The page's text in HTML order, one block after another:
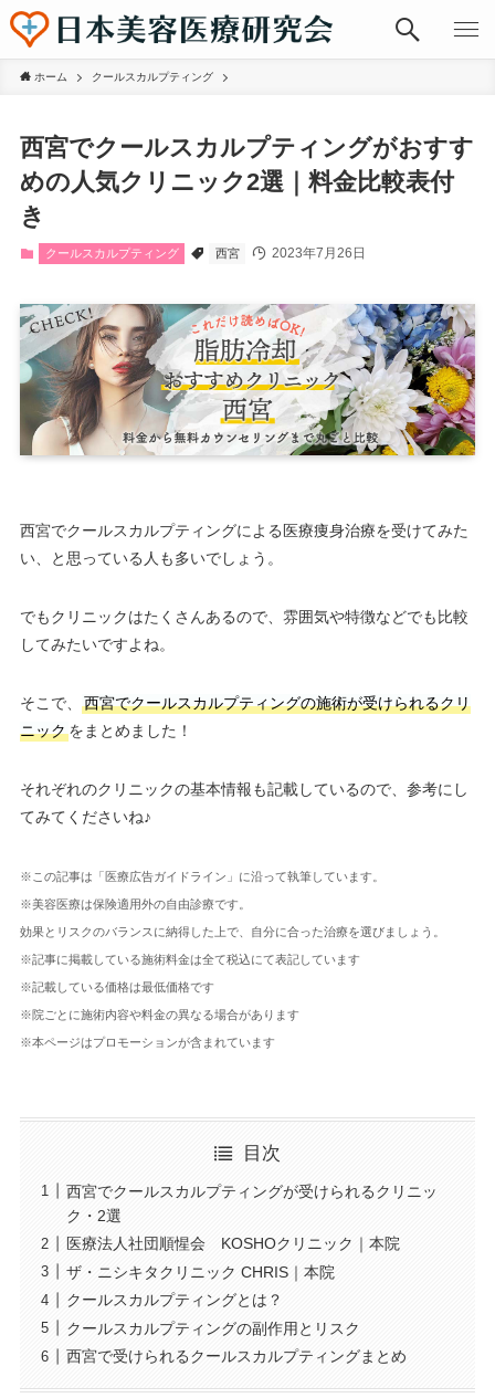
ホーム クールスカルプティング
西宮でクールスカルプティングがおすす
めの人気クリニック2選｜料金比較表付
き
クールスカルプティング 西宮 2023年7月26日
西宮でクールスカルプティングによる医療痩身治療を受けてみた
い、と思っている人も多いでしょう。
でもクリニックはたくさんあるので、雰囲気や特徴などでも比較
してみたいですよね。
そこで、
西宮でクールスカルプティングの施術が受けられるクリ
ニックをまとめました！
それぞれのクリニックの基本情報も記載しているので、参考にし
てみてくださいね♪
※この記事は「医療広告ガイドライン」に沿って執筆しています。
※美容医療は保険適用外の自由診療です。
効果とリスクのバランスに納得した上で、自分に合った治療を選びましょう。
※記事に掲載している施術料金は全て税込にて表記しています
※記載している価格は最低価格です
※院ごとに施術内容や料金の異なる場合があります
※本ページはプロモーションが含まれています
目次
西宮でクールスカルプティングが受けられるクリニッ
ク・2選
医療法人社団順惺会 KOSHOクリニック｜本院
ザ・ニシキタクリニック CHRIS｜本院
クールスカルプティングとは？
クールスカルプティングの副作用とリスク
西宮で受けられるクールスカルプティングまとめ